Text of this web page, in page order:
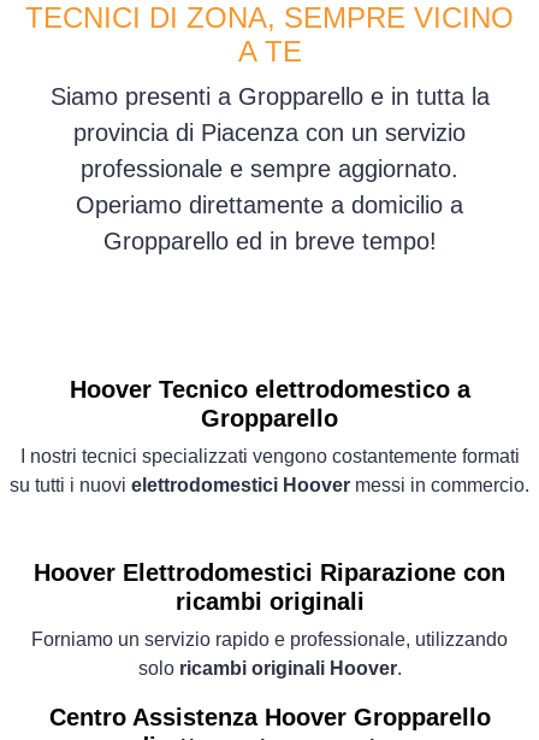
TECNICI DI ZONA, SEMPRE VICINO
A TE
Siamo presenti a Gropparello e in tutta la
provincia di Piacenza con un servizio
professionale e sempre aggiornato.
Operiamo direttamente a domicilio a
Gropparello ed in breve tempo!
Hoover Tecnico elettrodomestico a
Gropparello
I nostri tecnici specializzati vengono costantemente formati
su tutti i nuovi elettrodomestici Hoover messi in commercio.
Hoover Elettrodomestici Riparazione con
ricambi originali
Forniamo un servizio rapido e professionale, utilizzando
solo ricambi originali Hoover.
Centro Assistenza Hoover Gropparello